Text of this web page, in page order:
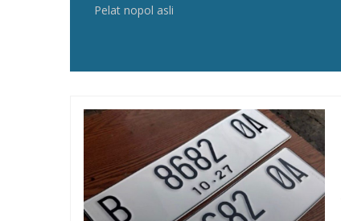
Pelat nopol asli